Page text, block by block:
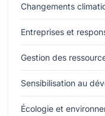
Changements
Entreprises et
Gestion des
Sensibilisation au
Écologie et